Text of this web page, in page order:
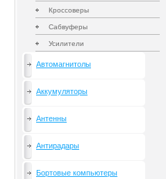
Кроссоверы
Сабвуферы
Усилители
Автомагнитолы
Аккумуляторы
Антенны
Антирадары
Бортовые компьютеры